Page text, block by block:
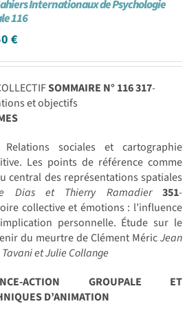
Internationaux de Psychologie
116
€
SOMMAIRE N° 116317-
et objectifs
sociales et cartographie
Les points de référence comme
central des représentations spatiales
Dias et Thierry Ramadier 351-
collective et émotions : l’influence
personnelle. Étude sur le
du meurtre de Clément MéricJean
Tavani et Julie Collange
ACTION GROUPALE ET
D’ANIMATION